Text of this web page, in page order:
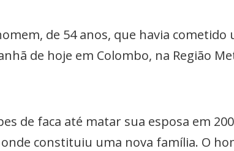
de 54 anos, que havia
de hoje em Colombo, na Região
de faca até matar sua esposa em
constituiu uma nova família. O